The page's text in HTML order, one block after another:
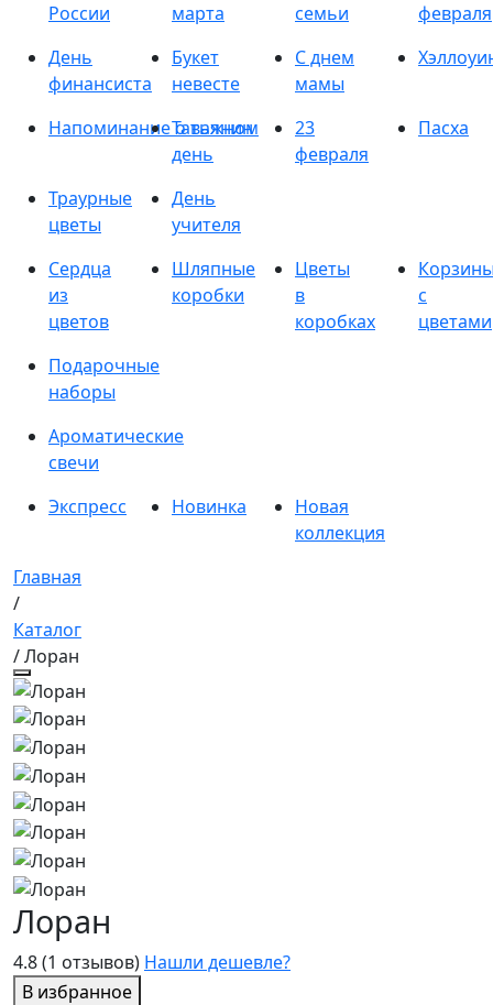
России
марта
семьи
февраля
День
финансиста
Букет
невесте
С днем
мамы
Напоминание о важном
Татьянин
день
23
февраля
Пасха
Траурные
цветы
День
учителя
Сердца
из
цветов
Шляпные
коробки
Цветы
в
коробках
с
цветами
Подарочные
наборы
Ароматические
свечи
Экспресс
Новинка
Новая
коллекция
Главная
/
Каталог
/ Лоран
4.8(1 отзывов) Нашли дешевле?
В избранное
Лоран